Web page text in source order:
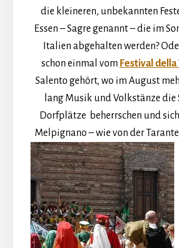
die kleineren, unbekannten
Essen – Sagre genannt – die im
Italien abgehalten werden?
schon einmal vom Festival
Salento gehört, wo im August
lang Musik und Volkstänze
Dorfplätze beherrschen und
Melpignano –wie von der